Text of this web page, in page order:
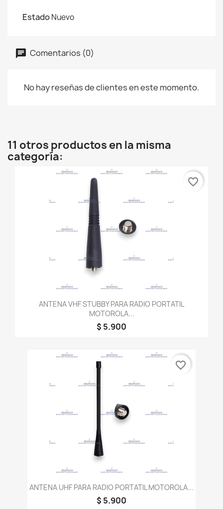
EstadoNuevo
Comentarios (0)
No hay reseñas de clientes en este momento.
11 otros productos en la misma
categoría:
ANTENA VHF STUBBY PARA RADIO PORTATIL
MOTOROLA...
$ 5.900
favorite_border
ANTENA UHF PARA RADIO PORTATIL MOTOROLA...
$ 5.900
favorite_border